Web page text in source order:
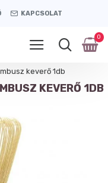
KAPCSOLAT
0
keverő 1db
KEVERŐ 1DB